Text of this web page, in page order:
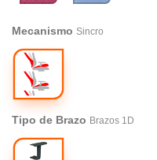
Azul
Mecanismo Sincro
Sincro
Tipo de Brazo Brazos 1D
Brazos